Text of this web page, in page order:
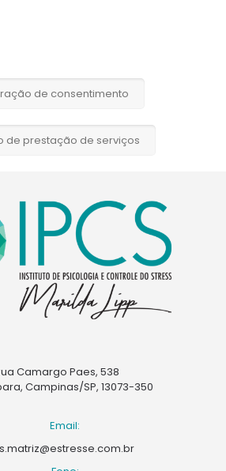
de consentimento
de prestação de serviços
Camargo Paes, 538
Campinas/SP, 13073-350
Email: